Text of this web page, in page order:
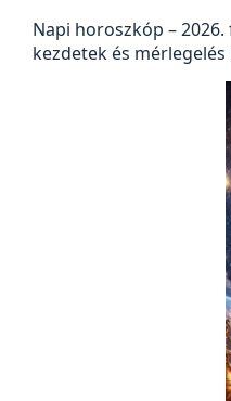
Napi horoszkóp –
kezdetek és mérlegelés